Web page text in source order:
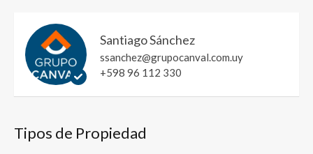
Santiago Sánchez
ssanchez@grupocanval.com.uy
+598 96 112 330
Tipos de Propiedad